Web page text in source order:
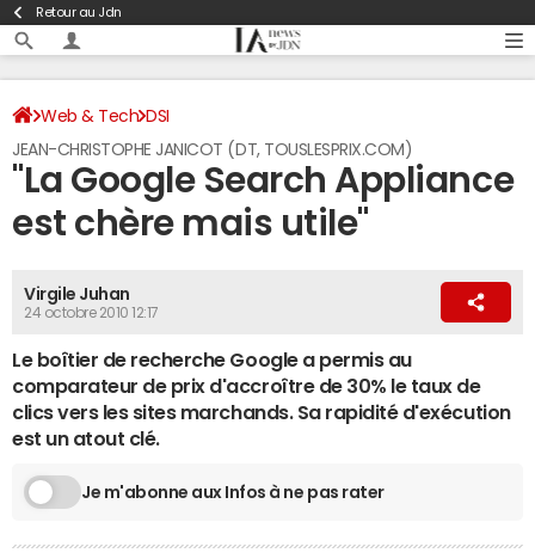
Retour au Jdn
Web & Tech DSI
JEAN-CHRISTOPHE JANICOT (DT, TOUSLESPRIX.COM)
"La Google Search Appliance
est chère mais utile"
Virgile Juhan
24 octobre 2010 12:17
Le boîtier de recherche Google a permis au
comparateur de prix d'accroître de 30% le taux de
clics vers les sites marchands. Sa rapidité d'exécution
est un atout clé.
Je m'abonne aux Infos à ne pas rater